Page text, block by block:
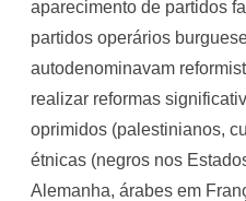
aparecimento de partidos
partidos operários
autodenominavam
realizar reformas
oprimidos (palestinianos,
étnicas (negros nos
Alemanha, árabes em